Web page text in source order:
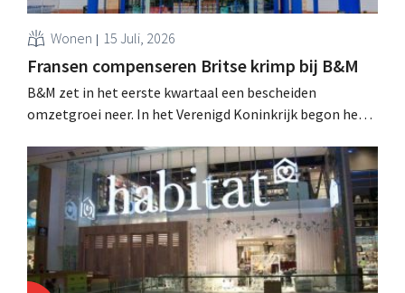
Wonen 15 Juli, 2026
Fransen compenseren Britse krimp bij B&M
B&M zet in het eerste kwartaal een bescheiden
omzetgroei neer. In het Verenigd Koninkrijk begon het
een betere prestatie van Heron Foods vingen de daling
op.